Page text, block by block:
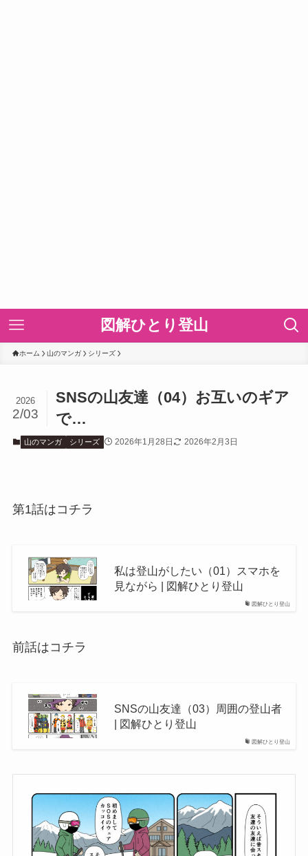
図解ひとり登山
ホーム 山のマンガ シリーズ
SNSの山友達（04）お互いのギア
で…
2026
2/03
山のマンガ シリーズ 2026年1月28日 2026年2月3日
第1話はコチラ
図解ひとり登山
私は登山がしたい（01）スマホを
見ながら | 図解ひとり登山
前話はコチラ
図解ひとり登山
SNSの山友達（03）周囲の登山者
| 図解ひとり登山